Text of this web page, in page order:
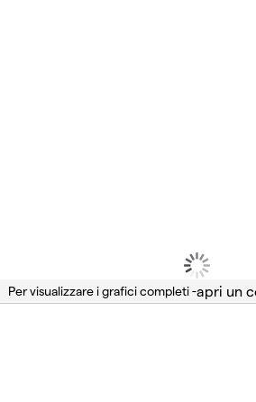
Per visualizzare i grafici completi -